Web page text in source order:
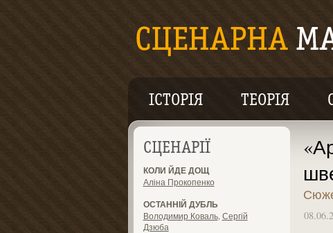
ІСТОРІЯ ТЕОРІЯ
СЦЕНАРІЇ
КОЛИ ЙДЕ ДОЩ
Аліна Прокопенко
ОСТАННІЙ ДУБЛЬ
Володимир Коваль, Сергій
Дзюба